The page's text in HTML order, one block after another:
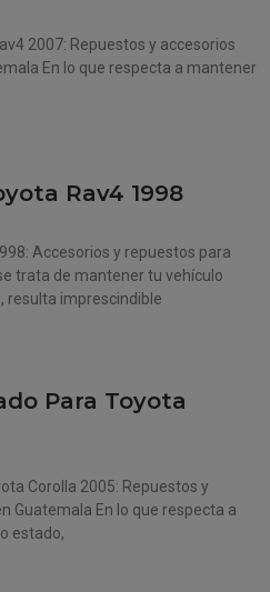
2007: Repuestos y accesorios
En lo que respecta a mantener
Rav4 1998
Accesorios y repuestos para
trata de mantener tu vehículo
resulta imprescindible
Para Toyota
Corolla 2005: Repuestos y
Guatemala En lo que respecta a
estado,